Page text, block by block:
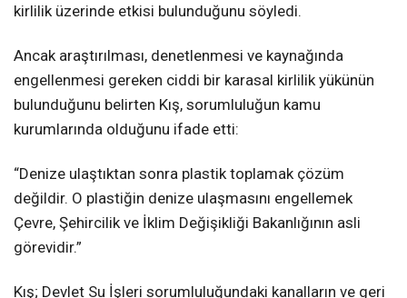
kirlilik üzerinde etkisi bulunduğunu söyledi.
Ancak araştırılması, denetlenmesi ve kaynağında
engellenmesi gereken ciddi bir karasal kirlilik yükünün
bulunduğunu belirten Kış, sorumluluğun kamu
kurumlarında olduğunu ifade etti:
“Denize ulaştıktan sonra plastik toplamak çözüm
değildir. O plastiğin denize ulaşmasını engellemek
Çevre, Şehircilik ve İklim Değişikliği Bakanlığının asli
görevidir.”
Kış; Devlet Su İşleri sorumluluğundaki kanalların ve geri